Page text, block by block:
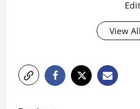
View